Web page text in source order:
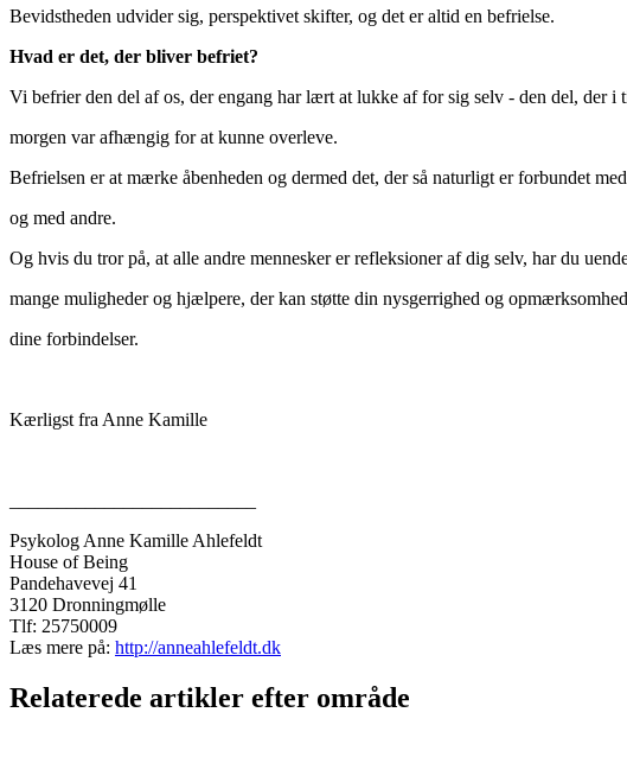
Bevidstheden udvider sig, perspektivet skifter, og det er altid en befrielse.
Hvad er det, der bliver befriet?
Vi befrier den del af os, der engang har lært at lukke af for sig selv - den del, der i
morgen var afhængig for at kunne overleve.
Befrielsen er at mærke åbenheden og dermed det, der så naturligt er forbundet
og med andre.
Og hvis du tror på, at alle andre mennesker er refleksioner af dig selv, har du
mange muligheder og hjælpere, der kan støtte din nysgerrighed og
dine forbindelser.
Kærligst fra Anne Kamille
Psykolog Anne Kamille Ahlefeldt
House of Being
Pandehavevej 41
3120 Dronningmølle
Tlf: 25750009
Læs mere på: http://anneahlefeldt.dk
Relaterede artikler efter område